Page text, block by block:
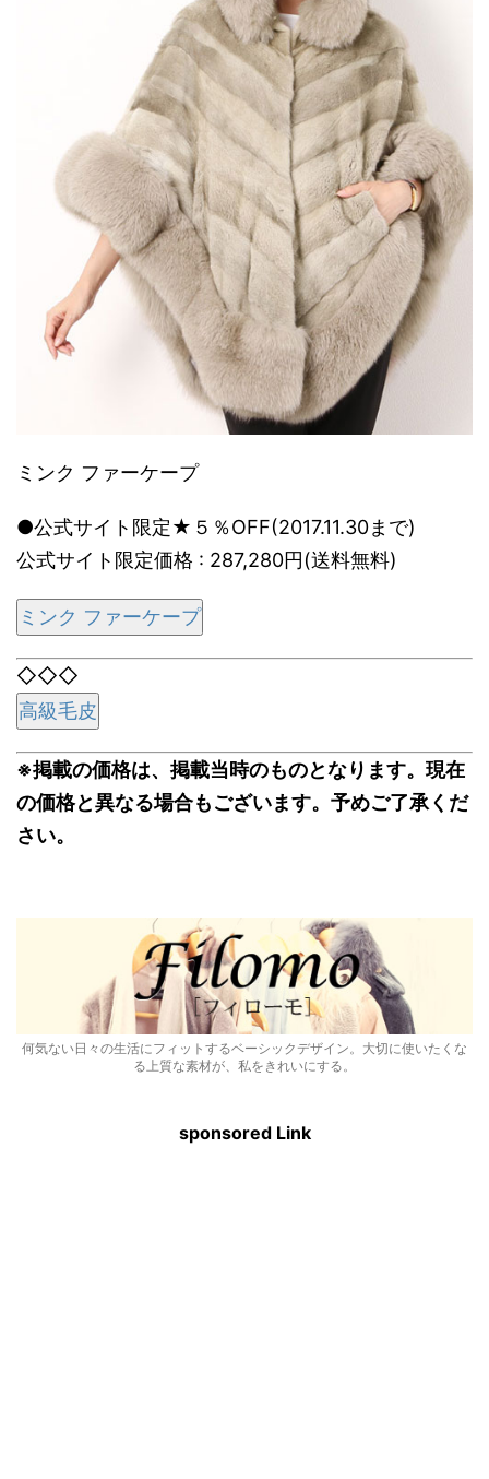
ミンク ファーケープ
●公式サイト限定★５％OFF(2017.11.30まで)
公式サイト限定価格 : 287,280円(送料無料)
ミンク ファーケープ
◇◇◇
高級毛皮
※掲載の価格は、掲載当時のものとなります。現在
の価格と異なる場合もございます。予めご了承くだ
さい。
何気ない日々の生活にフィットするベーシックデザイン。大切に使いたくな
る上質な素材が、私をきれいにする。
sponsored Link